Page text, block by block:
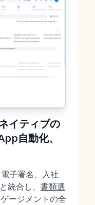
イティブの
自動化、
子署名、入社
統合し、 書類選
ージメントの全